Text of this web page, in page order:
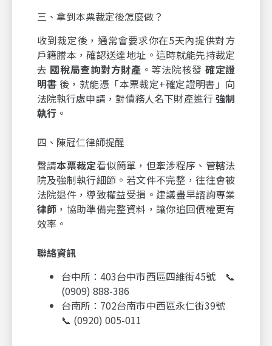
三、拿到本票裁定後怎麼做？
收到裁定後，通常會要求你在5天內提供對方
戶籍謄本，確認送達地址。這時就能先持裁定
去 國稅局查詢對方財產 。等法院核發 確定證
明書 後，就能憑「本票裁定+確定證明書」向
法院執行處申請，對債務人名下財產進行強制
執行。
四、陳冠仁律師提醒
聲請本票裁定看似簡單，但牽涉程序、管轄法
院及強制執行細節。若文件不完整，往往會被
法院退件，導致權益受損。建議盡早諮詢專業
律師 ，協助準備完整資料，讓你追回債權更有
效率。
聯絡資訊
台中所：403台中市西區四維街45號 📞
(0909) 888-386
台南所：702台南市中西區永仁街39號
📞 (0920) 005-011